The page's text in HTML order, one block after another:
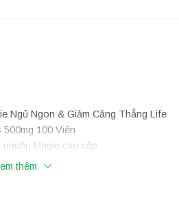
Ngủ Ngon & Giảm Căng Thẳng Life
500mg 100 Viên
Magie cao cấp
1 viên chay)
thêm